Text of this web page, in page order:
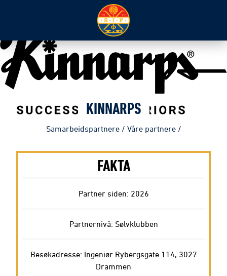
KINNARPS
Samarbeidspartnere / Våre partnere /
FAKTA
Partner siden: 2026
Partnernivå: Sølvklubben
Besøkadresse: Ingeniør Rybergsgate 114, 3027
Drammen